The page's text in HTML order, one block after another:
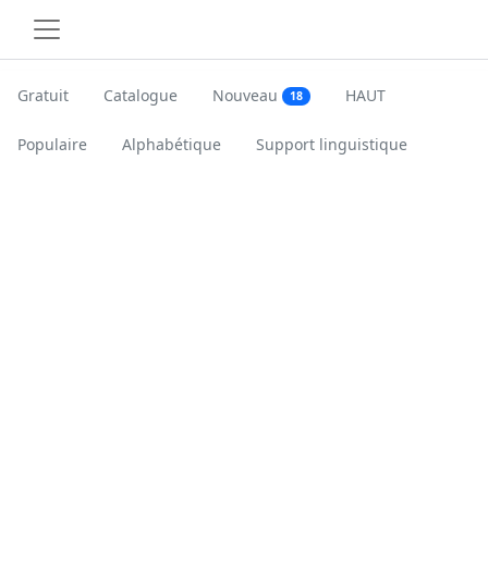
Gratuit Catalogue Nouveau 18 HAUT
Populaire Alphabétique Support linguistique